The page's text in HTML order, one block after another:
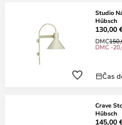
Studio
Hübsch
130,00
DMC
DMC -
Čas
Crave
Hübsch
145,00